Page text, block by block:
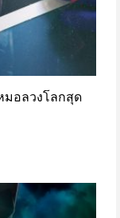
มอลวงโลกสุด